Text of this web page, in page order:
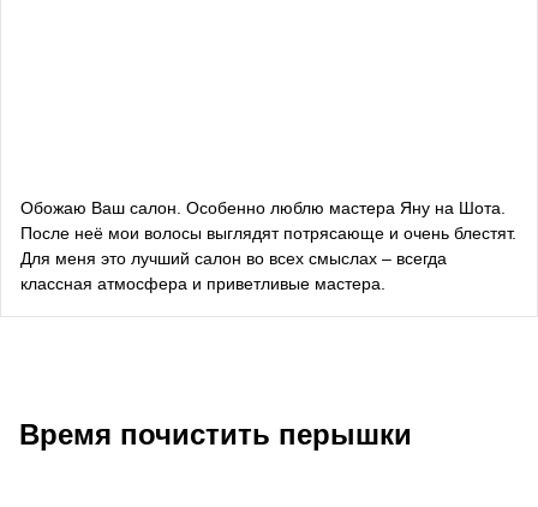
Bazhana
songwriter
Обожаю Ваш салон. Особенно люблю мастера Яну на Шота.
После неё мои волосы выглядят потрясающе и очень блестят.
Для меня это лучший салон во всех смыслах – всегда
классная атмосфера и приветливые мастера.
Время почистить перышки